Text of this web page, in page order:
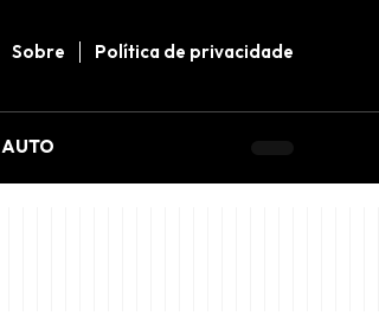
Sobre Política de privacidade
AUTO